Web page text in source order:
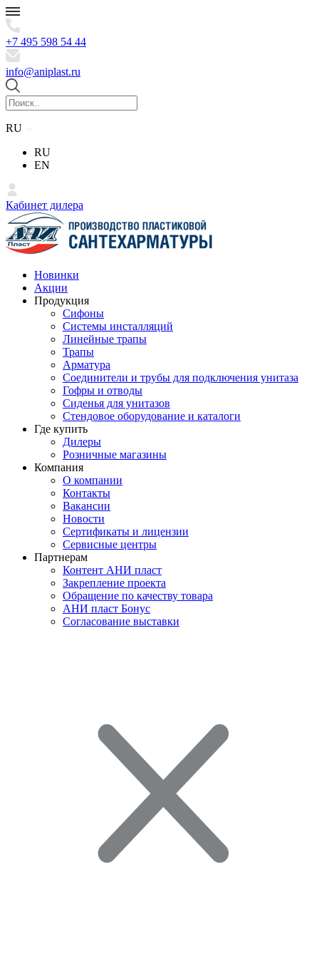
+7 495 598 54 44
info@aniplast.ru
RU
RU
EN
Кабинет дилера
Новинки
Акции
Продукция
Сифоны
Системы инсталляций
Линейные трапы
Трапы
Арматура
Соединители и трубы для подключения унитаза
Гофры и отводы
Сиденья для унитазов
Стендовое оборудование и каталоги
Где купить
Дилеры
Розничные магазины
Компания
О компании
Контакты
Вакансии
Новости
Сертификаты и лицензии
Сервисные центры
Партнерам
Контент АНИ пласт
Закрепление проекта
Обращение по качеству товара
АНИ пласт Бонус
Согласование выставки